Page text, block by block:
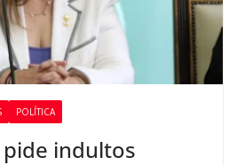
POLÍTICA
indultos